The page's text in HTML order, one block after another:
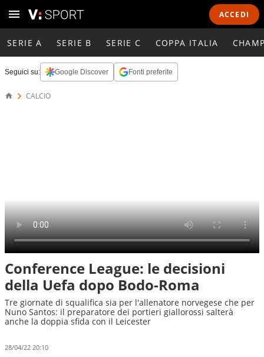
ACCEDI
SERIE A SERIE B SERIE C COPPA ITALIA
Seguici su: Google Discover Fonti preferite
CALCIO
Conference League: le decisioni
della Uefa dopo Bodo-Roma
Tre giornate di squalifica sia per l'allenatore norvegese che per
Nuno Santos: il preparatore dei portieri giallorossi salterà
anche la doppia sfida con il Leicester
28/04/22 20:10